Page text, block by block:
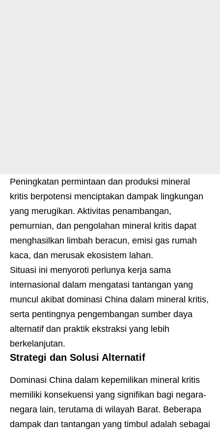
Peningkatan permintaan dan produksi mineral
kritis berpotensi menciptakan dampak lingkungan
yang merugikan. Aktivitas penambangan,
pemurnian, dan pengolahan mineral kritis dapat
menghasilkan limbah beracun, emisi gas rumah
kaca, dan merusak ekosistem lahan.
Situasi ini menyoroti perlunya kerja sama
internasional dalam mengatasi tantangan yang
muncul akibat dominasi China dalam mineral kritis,
serta pentingnya pengembangan sumber daya
alternatif dan praktik ekstraksi yang lebih
berkelanjutan.
Strategi dan Solusi Alternatif
Dominasi China dalam kepemilikan mineral kritis
memiliki konsekuensi yang signifikan bagi negara-
negara lain, terutama di wilayah Barat. Beberapa
dampak dan tantangan yang timbul adalah sebagai